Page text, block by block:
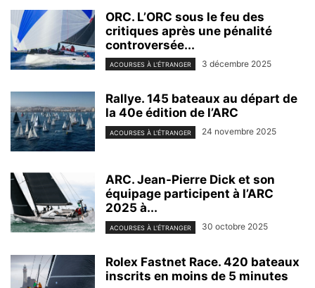
ORC. L’ORC sous le feu des
critiques après une pénalité
controversée...
ACOURSES À L'ÉTRANGER 3 décembre 2025
Rallye. 145 bateaux au départ de
la 40e édition de l’ARC
ACOURSES À L'ÉTRANGER 24 novembre 2025
ARC. Jean-Pierre Dick et son
équipage participent à l’ARC
2025 à...
ACOURSES À L'ÉTRANGER 30 octobre 2025
Rolex Fastnet Race. 420 bateaux
inscrits en moins de 5 minutes